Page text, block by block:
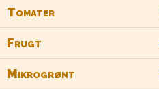
Tomater
Frugt
Mikrogrønt